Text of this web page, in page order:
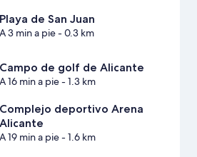
Playa de San Juan
A 3 min a pie- 0.3 km
Campo de golf de Alicante
A 16 min a pie- 1.3 km
Complejo deportivo Arena
Alicante
A 19 min a pie- 1.6 km